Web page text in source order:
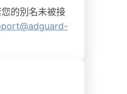
的別名未被接